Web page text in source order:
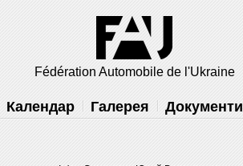
Fédération Automobile de l'Ukraine
Календар Галерея Документи